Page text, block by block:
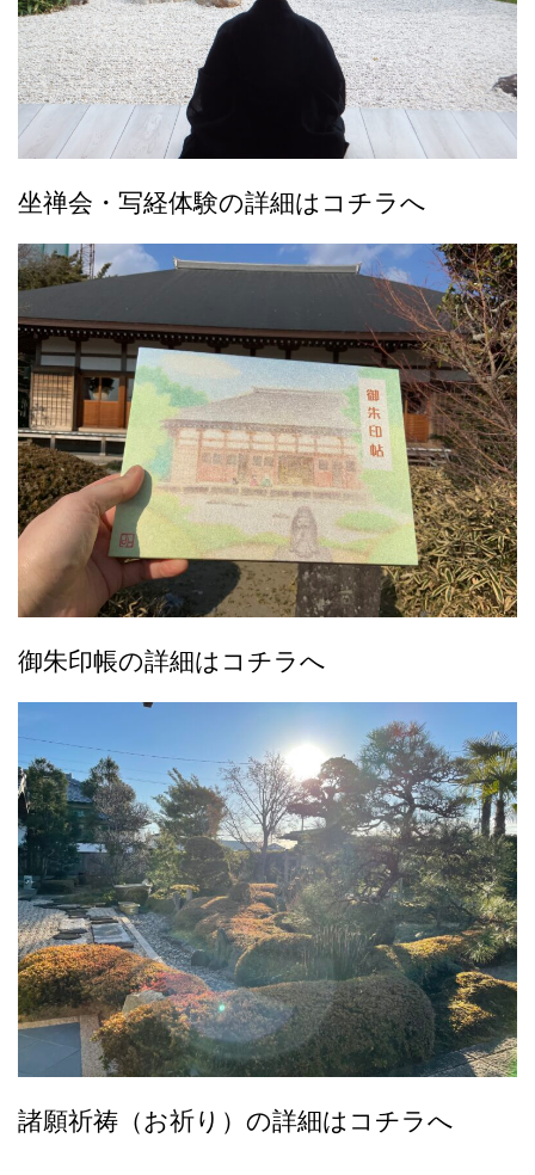
坐禅会・写経体験の詳細はコチラへ
御朱印帳の詳細はコチラへ
諸願祈祷（お祈り）の詳細はコチラへ